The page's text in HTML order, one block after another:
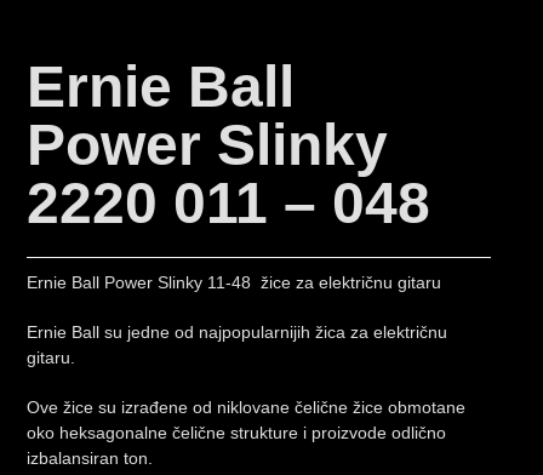
Ernie Ball
Power Slinky
2220 011 – 048
Ernie Ball Power Slinky 11-48 žice za električnu gitaru
Ernie Ball su jedne od najpopularnijih žica za električnu
gitaru.
Ove žice su izrađene od niklovane čelične žice obmotane
oko heksagonalne čelične strukture i proizvode odlično
izbalansiran ton.